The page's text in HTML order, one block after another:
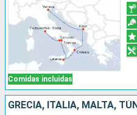
Comidas incluidas
GRECIA, ITALIA, MALTA,